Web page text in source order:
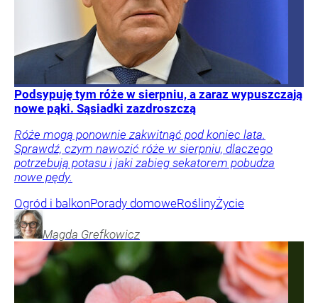
Podsypuję tym róże w sierpniu, a zaraz wypuszczają
nowe pąki. Sąsiadki zazdroszczą
Róże mogą ponownie zakwitnąć pod koniec lata.
Sprawdź, czym nawozić róże w sierpniu, dlaczego
potrzebują potasu i jaki zabieg sekatorem pobudza
nowe pędy.
Ogród i balkonPorady domoweRoślinyŻycie
Magda Grefkowicz